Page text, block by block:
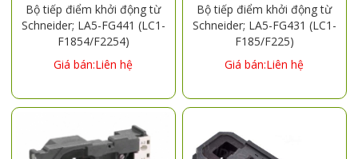
Bộ tiếp điểm khởi động từ
Schneider; LA5-FG441 (LC1-
F1854/F2254)
Giá bán:Liên hệ
Bộ tiếp điểm khởi động từ
Schneider; LA5-FG431 (LC1-
F185/F225)
Giá bán:Liên hệ